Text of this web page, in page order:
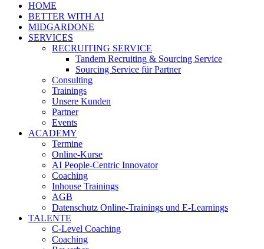
HOME
BETTER WITH AI
MIDGARDONE
SERVICES
RECRUITING SERVICE
Tandem Recruiting & Sourcing Service
Sourcing Service für Partner
Consulting
Trainings
Unsere Kunden
Partner
Events
ACADEMY
Termine
Online-Kurse
AI People-Centric Innovator
Coaching
Inhouse Trainings
AGB
Datenschutz Online-Trainings und E-Learnings
TALENTE
C-Level Coaching
Coaching